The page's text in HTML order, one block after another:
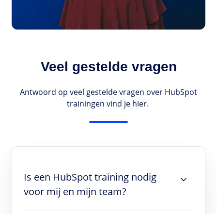
Veel gestelde vragen
Antwoord op veel gestelde vragen over HubSpot
trainingen vind je hier.
Is een HubSpot training nodig
voor mij en mijn team?